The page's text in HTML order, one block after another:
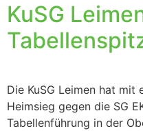
KuSG
Die KuSG Leimen hat mit
Heimsieg gegen die SG
Tabellenführung in der